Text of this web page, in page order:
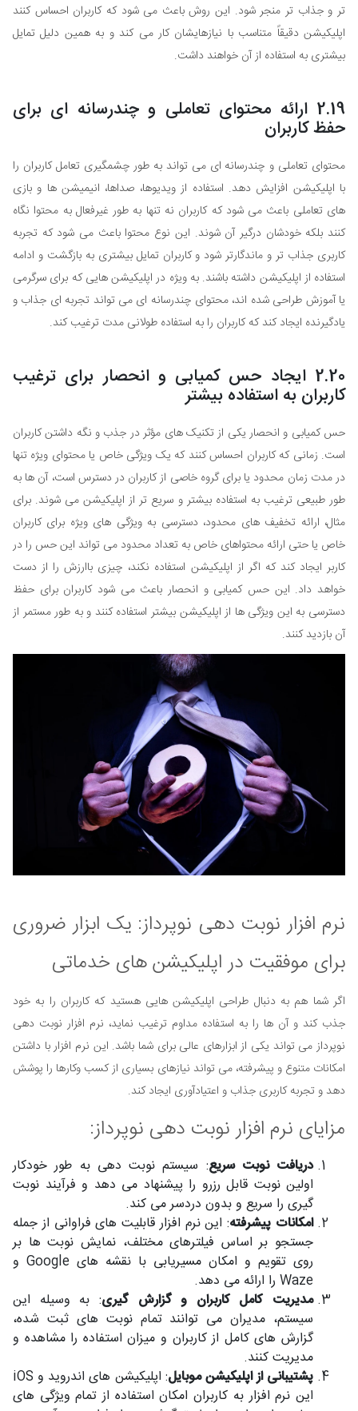
تر و جذاب تر منجر شود. این روش باعث می شود که کاربران احساس کنند
اپلیکیشن دقیقاً متناسب با نیازهایشان کار می کند و به همین دلیل تمایل
بیشتری به استفاده از آن خواهند داشت.
2.19 ارائه محتوای تعاملی و چندرسانه ای برای
حفظ کاربران
محتوای تعاملی و چندرسانه ای می تواند به طور چشمگیری تعامل کاربران را
با اپلیکیشن افزایش دهد. استفاده از ویدیوها، صداها، انیمیشن ها و بازی
های تعاملی باعث می شود که کاربران نه تنها به طور غیرفعال به محتوا نگاه
کنند بلکه خودشان درگیر آن شوند. این نوع محتوا باعث می شود که تجربه
کاربری جذاب تر و ماندگارتر شود و کاربران تمایل بیشتری به بازگشت و ادامه
استفاده از اپلیکیشن داشته باشند. به ویژه در اپلیکیشن هایی که برای سرگرمی
یا آموزش طراحی شده اند، محتوای چندرسانه ای می تواند تجربه ای جذاب و
یادگیرنده ایجاد کند که کاربران را به استفاده طولانی مدت ترغیب کند.
2.20 ایجاد حس کمیابی و انحصار برای ترغیب
کاربران به استفاده بیشتر
حس کمیابی و انحصار یکی از تکنیک های مؤثر در جذب و نگه داشتن کاربران
است. زمانی که کاربران احساس کنند که یک ویژگی خاص یا محتوای ویژه تنها
در مدت زمان محدود یا برای گروه خاصی از کاربران در دسترس است، آن ها به
طور طبیعی ترغیب به استفاده بیشتر و سریع تر از اپلیکیشن می شوند. برای
مثال، ارائه تخفیف های محدود، دسترسی به ویژگی های ویژه برای کاربران
خاص یا حتی ارائه محتواهای خاص به تعداد محدود می تواند این حس را در
کاربر ایجاد کند که اگر از اپلیکیشن استفاده نکند، چیزی باارزش را از دست
خواهد داد. این حس کمیابی و انحصار باعث می شود کاربران برای حفظ
دسترسی به این ویژگی ها از اپلیکیشن بیشتر استفاده کنند و به طور مستمر از
آن بازدید کنند.
نرم افزار نوبت دهی نوپرداز: یک ابزار ضروری
برای موفقیت در اپلیکیشن های خدماتی
اگر شما هم به دنبال طراحی اپلیکیشن هایی هستید که کاربران را به خود
جذب کند و آن ها را به استفاده مداوم ترغیب نماید، نرم افزار نوبت دهی
نوپرداز می تواند یکی از ابزارهای عالی برای شما باشد. این نرم افزار با داشتن
امکانات متنوع و پیشرفته، می تواند نیازهای بسیاری از کسب وکارها را پوشش
دهد و تجربه کاربری جذاب و اعتیادآوری ایجاد کند.
مزایای نرم افزار نوبت دهی نوپرداز:
دریافت نوبت سریع: سیستم نوبت دهی به طور خودکار
اولین نوبت قابل رزرو را پیشنهاد می دهد و فرآیند نوبت
گیری را سریع و بدون دردسر می کند.
امکانات پیشرفته: این نرم افزار قابلیت های فراوانی از جمله
جستجو بر اساس فیلترهای مختلف، نمایش نوبت ها بر
روی تقویم و امکان مسیریابی با نقشه های Google و
Waze را ارائه می دهد.
مدیریت کامل کاربران و گزارش گیری: به وسیله این
سیستم، مدیران می توانند تمام نوبت های ثبت شده،
گزارش های کامل از کاربران و میزان استفاده را مشاهده و
مدیریت کنند.
پشتیبانی از اپلیکیشن موبایل
: اپلیکیشن های اندروید و iOS
این نرم افزار به کاربران امکان استفاده از تمام ویژگی های